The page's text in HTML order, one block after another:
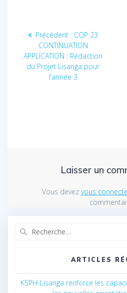
Navigation
de
l’article
Précédent : Article
précédent
:
COP 23
CONTINUATION
APPLICATION : Rédaction
du Projet Lisanga pour
l’année 3
Laisser un
Vous devez vous
ARTICLES
KSPH-Lisanga renforce les